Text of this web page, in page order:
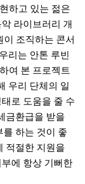
하고 있는 젊은
라이브러리 개
조직하는 콘서
리는 안톤 루빈
여 본 프로젝트
우리 단체의 일
로 도움을 줄 수
금환급을 받을
를 하는 것이 좋
적절한 지원을
에 항상 기뻐한